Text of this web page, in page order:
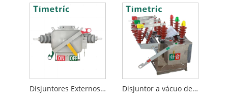
Disjuntores Externos Sf6 Disjuntor a vácuo de tanque energizado ao ar livre